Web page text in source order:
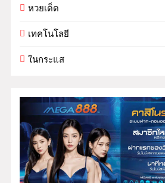
หวยเด็ด
เทคโนโลยี
ในกระแส